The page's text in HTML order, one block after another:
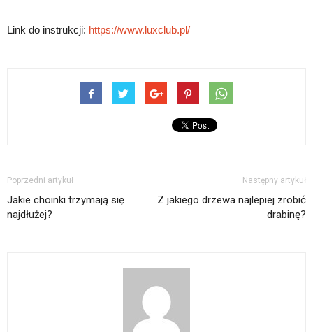
Link do instrukcji: https://www.luxclub.pl/
Poprzedni artykuł
Jakie choinki trzymają się
najdłużej?
Następny artykuł
Z jakiego drzewa najlepiej zrobić
drabinę?